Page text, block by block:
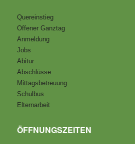
Quereinstieg
Offener Ganztag
Anmeldung
Jobs
Abitur
Abschlüsse
Mittagsbetreuung
Schulbus
Elternarbeit
ÖFFNUNGSZEITEN